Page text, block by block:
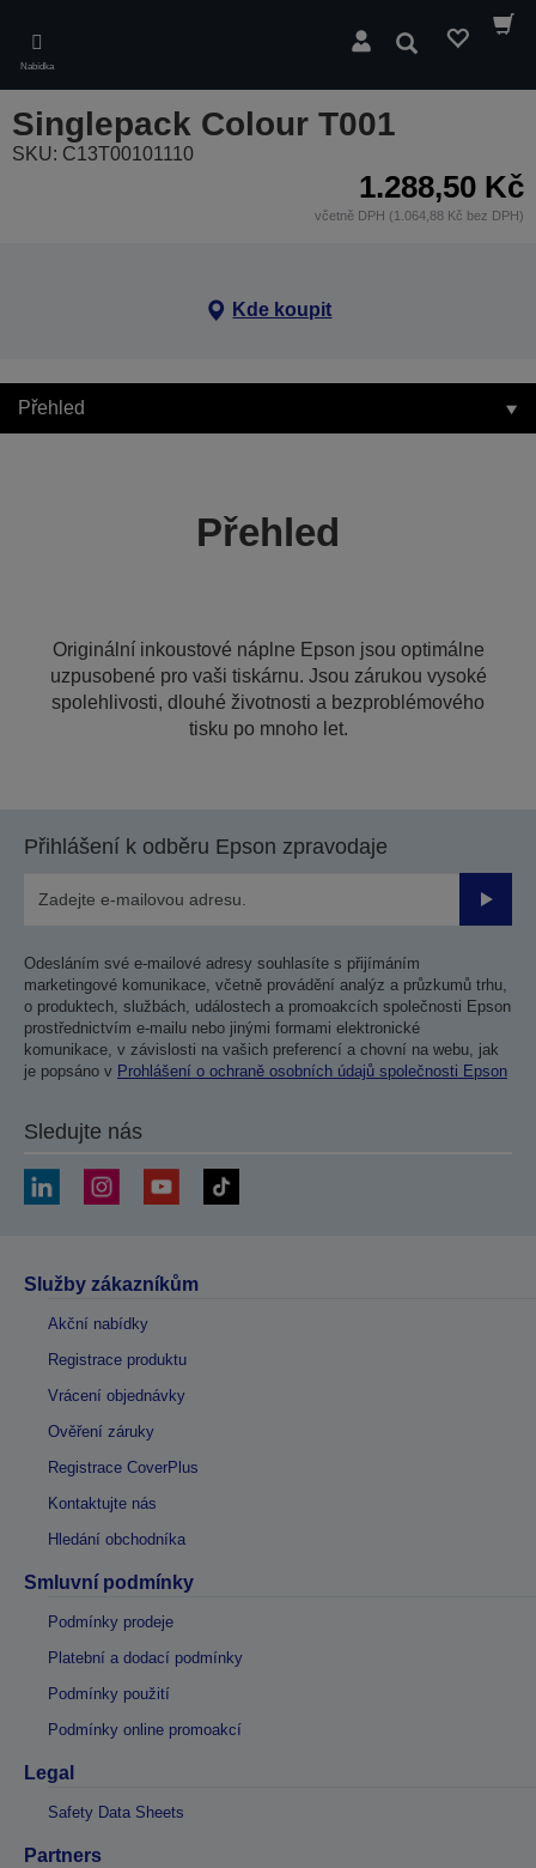
main
content
Nabídka
Hledat
Singlepack Colour T001
SKU: C13T00101110
1.288,50 Kč
včetně DPH (1.064,88 Kč bez DPH)
Kde koupit
Přehled
Přehled
Originální inkoustové náplne Epson jsou optimálne
uzpusobené pro vaši tiskárnu. Jsou zárukou vysoké
spolehlivosti, dlouhé životnosti a bezproblémového
tisku po mnoho let.
Přihlášení k odběru Epson zpravodaje
Odesláním své e-mailové adresy souhlasíte s přijímáním
marketingové komunikace, včetně provádění analýz a průzkumů trhu,
o produktech, službách, událostech a promoakcích společnosti Epson
prostřednictvím e-mailu nebo jinými formami elektronické
komunikace, v závislosti na vašich preferencí a chovní na webu, jak
je popsáno v Prohlášení o ochraně osobních údajů společnosti Epson
Sledujte nás
Služby zákazníkům
Akční nabídky
Registrace produktu
Vrácení objednávky
Ověření záruky
Registrace CoverPlus
Kontaktujte nás
Hledání obchodníka
Smluvní podmínky
Podmínky prodeje
Platební a dodací podmínky
Podmínky použití
Podmínky online promoakcí
Legal
Safety Data Sheets
Partners